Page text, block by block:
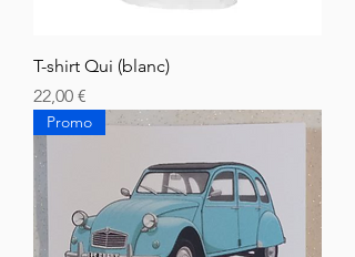
T-shirt Qui (blanc)
Prix
22,00 €
Promo